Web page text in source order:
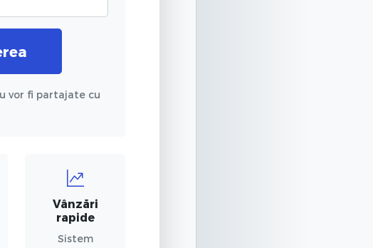
vor fi partajate cu
Vânzări
rapide
Sistem